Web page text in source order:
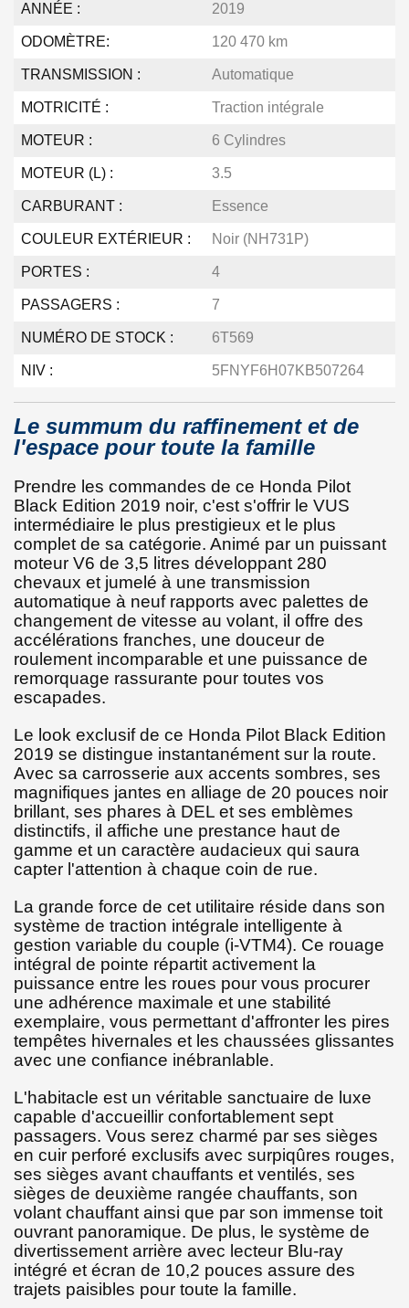
ANNÉE : 2019
ODOMÈTRE: 120 470 km
TRANSMISSION : Automatique
MOTRICITÉ : Traction intégrale
MOTEUR : 6 Cylindres
MOTEUR (L) : 3.5
CARBURANT : Essence
COULEUR EXTÉRIEUR : Noir (NH731P)
PORTES : 4
PASSAGERS : 7
NUMÉRO DE STOCK : 6T569
NIV : 5FNYF6H07KB507264
Le summum du raffinement et de
l'espace pour toute la famille
Prendre les commandes de ce Honda Pilot
Black Edition 2019 noir, c'est s'offrir le VUS
intermédiaire le plus prestigieux et le plus
complet de sa catégorie. Animé par un puissant
moteur V6 de 3,5 litres développant 280
chevaux et jumelé à une transmission
automatique à neuf rapports avec palettes de
changement de vitesse au volant, il offre des
accélérations franches, une douceur de
roulement incomparable et une puissance de
remorquage rassurante pour toutes vos
escapades.
Le look exclusif de ce Honda Pilot Black Edition
2019 se distingue instantanément sur la route.
Avec sa carrosserie aux accents sombres, ses
magnifiques jantes en alliage de 20 pouces noir
brillant, ses phares à DEL et ses emblèmes
distinctifs, il affiche une prestance haut de
gamme et un caractère audacieux qui saura
capter l'attention à chaque coin de rue.
La grande force de cet utilitaire réside dans son
système de traction intégrale intelligente à
gestion variable du couple (i-VTM4). Ce rouage
intégral de pointe répartit activement la
puissance entre les roues pour vous procurer
une adhérence maximale et une stabilité
exemplaire, vous permettant d'affronter les pires
tempêtes hivernales et les chaussées glissantes
avec une confiance inébranlable.
L'habitacle est un véritable sanctuaire de luxe
capable d'accueillir confortablement sept
passagers. Vous serez charmé par ses sièges
en cuir perforé exclusifs avec surpiqûres rouges,
ses sièges avant chauffants et ventilés, ses
sièges de deuxième rangée chauffants, son
volant chauffant ainsi que par son immense toit
ouvrant panoramique. De plus, le système de
divertissement arrière avec lecteur Blu-ray
intégré et écran de 10,2 pouces assure des
trajets paisibles pour toute la famille.